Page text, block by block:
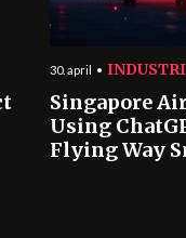
30. april INDUSTRI
Singapore
Using
Flying Way